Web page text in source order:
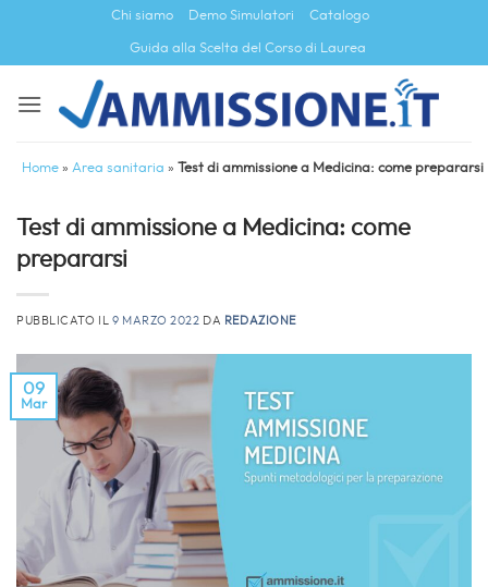
contenuti
Chi siamo Demo Simulatori Catalogo
Guida alla Scelta del Corso di Laurea
Home » Area sanitaria » Test di ammissione a Medicina: come prepararsi
Test di ammissione a Medicina: come
prepararsi
PUBBLICATO IL 9 MARZO 2022 DA REDAZIONE
09
Mar